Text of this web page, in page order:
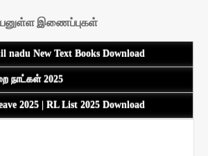
இணைப்புகள்
nadu New Text Books Download
நாட்கள் 2025
2025 | RL List 2025 Download